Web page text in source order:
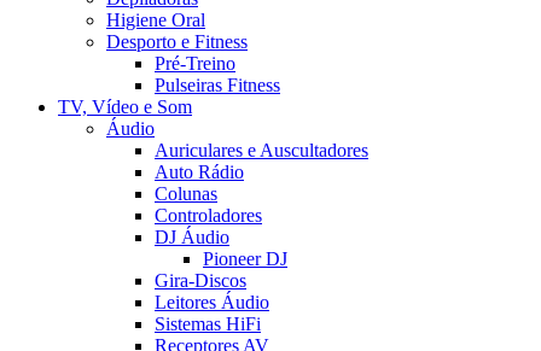
Higiene Oral
Desporto e Fitness
Pré-Treino
Pulseiras Fitness
TV, Vídeo e Som
Áudio
Auriculares e Auscultadores
Auto Rádio
Colunas
Controladores
DJ Áudio
Pioneer DJ
Gira-Discos
Leitores Áudio
Sistemas HiFi
Receptores AV